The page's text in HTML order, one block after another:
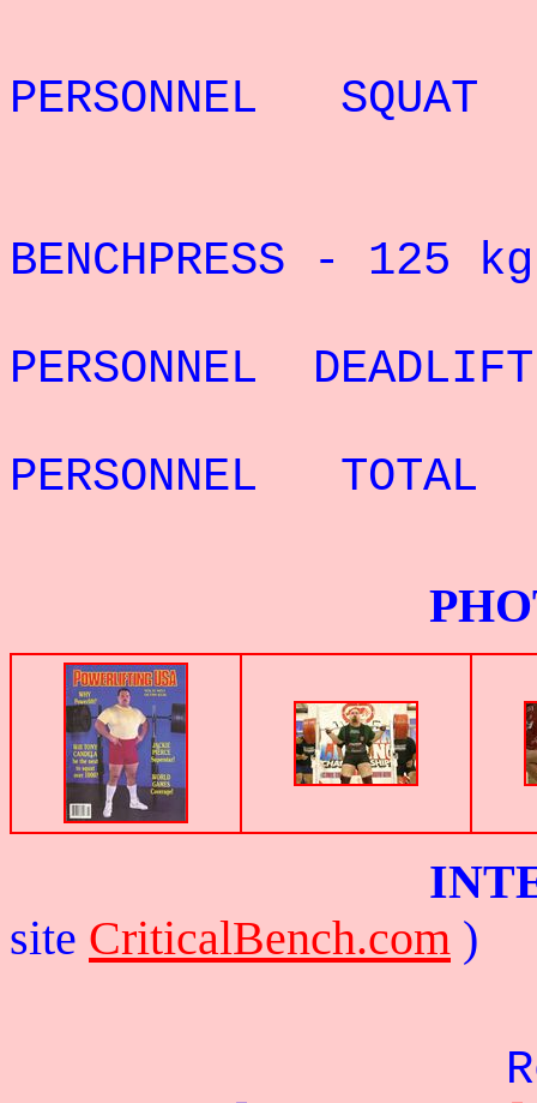
PERSONNEL
BENCHPRESS - 125
PERSONNEL
PERSONNEL
PHOTOS
site CriticalBench.com )